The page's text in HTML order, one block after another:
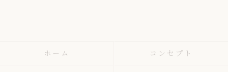
ホーム コンセプト